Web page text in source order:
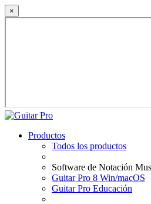
×
Productos
Todos los productos
Software de Notación
Guitar Pro 8 Win/macOS
Guitar Pro Educación